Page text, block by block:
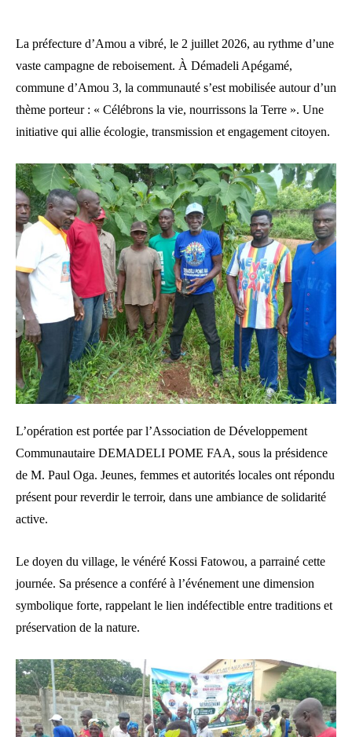
La préfecture d’Amou a vibré, le 2 juillet 2026, au rythme d’une
vaste campagne de reboisement. À Démadeli Apégamé,
commune d’Amou 3, la communauté s’est mobilisée autour d’un
thème porteur : « Célébrons la vie, nourrissons la Terre ». Une
initiative qui allie écologie, transmission et engagement citoyen.
L’opération est portée par l’Association de Développement
Communautaire DEMADELI POME FAA, sous la présidence
de M. Paul Oga. Jeunes, femmes et autorités locales ont répondu
présent pour reverdir le terroir, dans une ambiance de solidarité
active.
Le doyen du village, le vénéré Kossi Fatowou, a parrainé cette
journée. Sa présence a conféré à l’événement une dimension
symbolique forte, rappelant le lien indéfectible entre traditions et
préservation de la nature.